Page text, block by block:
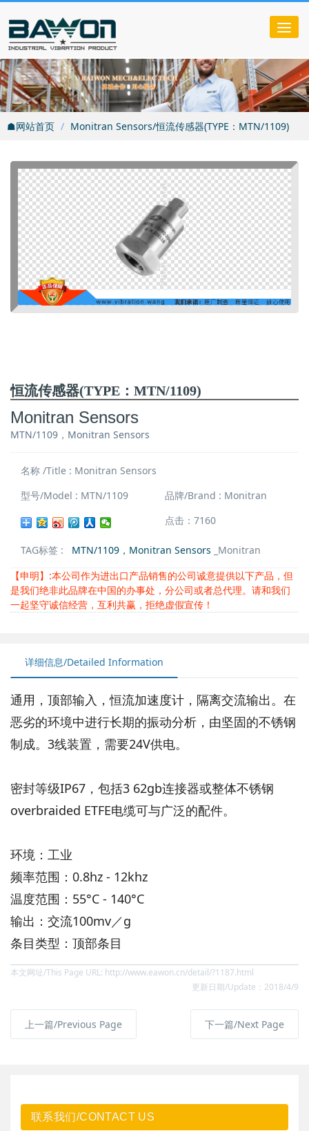
☗网站首页 Monitran Sensors/恒流传感器(TYPE：MTN/1109)
恒流传感器(TYPE：MTN/1109)
Monitran Sensors
MTN/1109，Monitran Sensors
名称 /Title : Monitran Sensors
型号/Model : MTN/1109
品牌/Brand : Monitran
点击：7160
TAG标签 : MTN/1109，Monitran Sensors _Monitran
【申明】:本公司作为进出口产品销售的公司诚意提供以下产品，但
是我们绝非此品牌在中国的办事处，分公司或者总代理。请和我们
一起坚守诚信经营，互利共赢，拒绝虚假宣传！
详细信息/Detailed Information
通用，顶部输入，恒流加速度计，隔离交流输出。在
恶劣的环境中进行长期的振动分析，由坚固的不锈钢
制成。3线装置，需要24V供电。
密封等级IP67，包括3 62gb连接器或整体不锈钢
overbraided ETFE电缆可与广泛的配件。
环境：工业
频率范围：0.8hz - 12khz
温度范围：55°C - 140°C
输出：交流100mv／g
条目类型：顶部条目
本文网址/This Page URL: http://www.eawon.cn/detail/?1187.html
更新日期/Update：2018/4/9
上一篇/Previous Page 下一篇/Next Page
联系我们/CONTACT US